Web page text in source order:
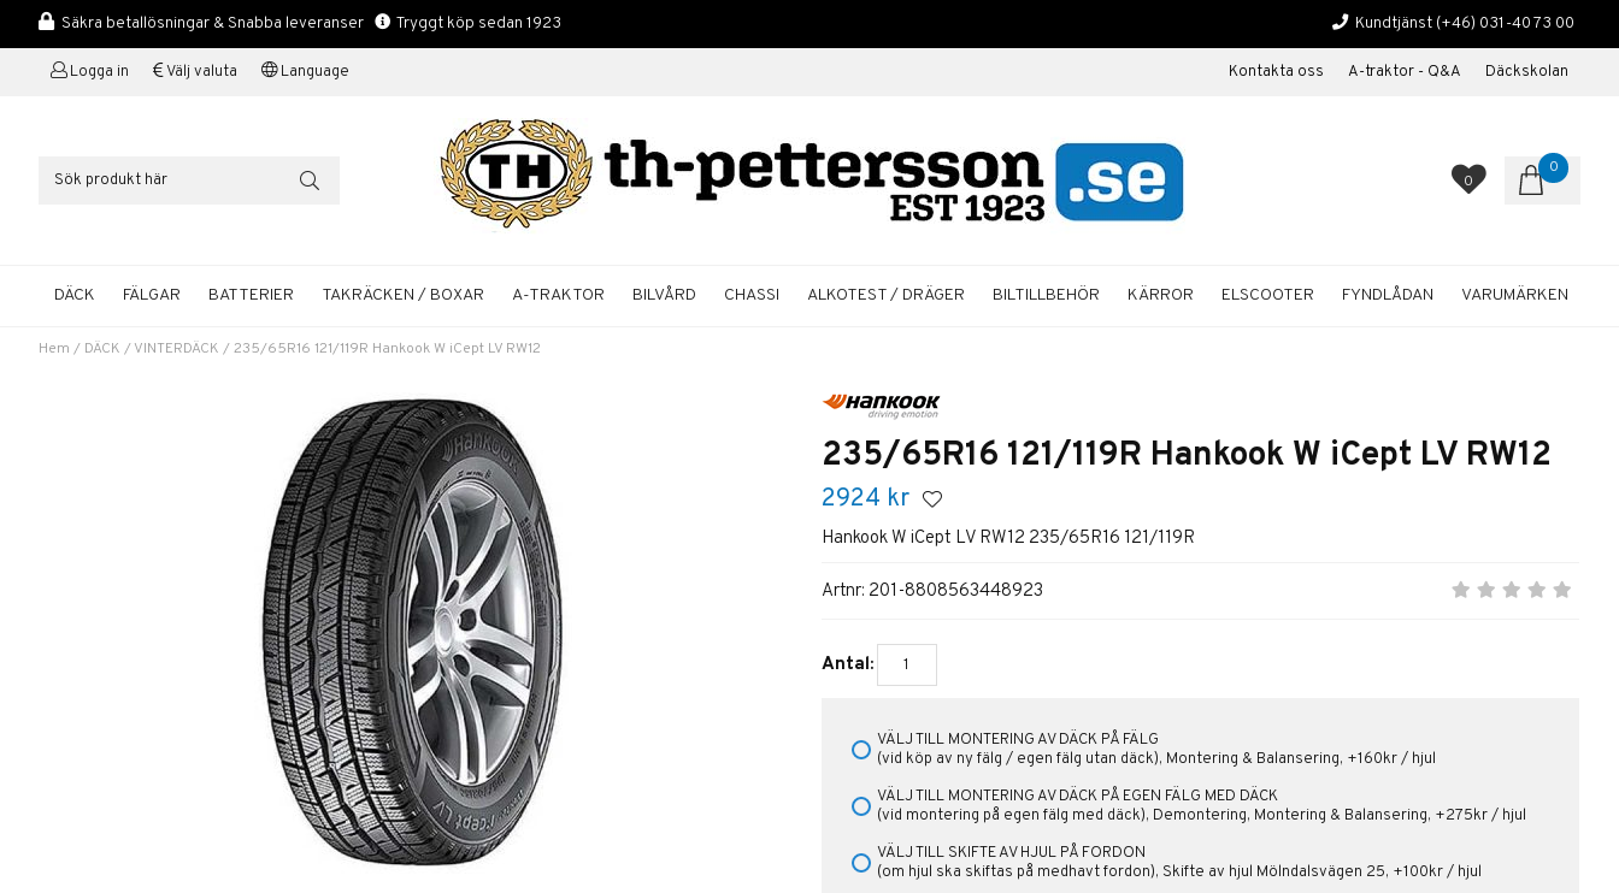
Säkra betallösningar & Snabba leveranser Tryggt köp sedan 1923 Kundtjänst (+46) 031-40 73 00
Logga in Välj valuta Language Kontakta oss A-traktor - Q&A Däckskolan
0
0
DÄCK FÄLGAR BATTERIER TAKRÄCKEN / BOXAR A-TRAKTOR BILVÅRD CHASSI ALKOTEST / DRÄGER BILTILLBEHÖR KÄRROR ELSCOOTER FYNDLÅDAN VARUMÄRKEN
Hem / DÄCK /VINTERDÄCK /235/65R16 121/119R Hankook W iCept LV RW12
235/65R16 121/119R Hankook W iCept LV RW12
2924 kr
Hankook W iCept LV RW12 235/65R16 121/119R
Artnr: 201-8808563448923
Antal:
VÄLJ TILL MONTERING AV DÄCK PÅ FÄLG
(vid köp av ny fälg / egen fälg utan däck), Montering & Balansering, +160kr / hjul
VÄLJ TILL MONTERING AV DÄCK PÅ EGEN FÄLG MED DÄCK
(vid montering på egen fälg med däck), Demontering, Montering & Balansering, +275kr / hjul
VÄLJ TILL SKIFTE AV HJUL PÅ FORDON
(om hjul ska skiftas på medhavt fordon), Skifte av hjul Mölndalsvägen 25, +100kr / hjul